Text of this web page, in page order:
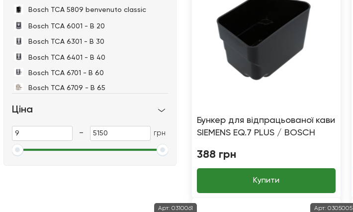
Bosch TCA 5809 benvenuto classic
Bosch TCA 6001 - B 20
Bosch TCA 6301 - B 30
Bosch TCA 6401 - B 40
Bosch TCA 6701 - B 60
Bosch TCA 6709 - B 65
Bosch TES 50321/50324/50328 RW
Bosch TES 71621 RW
Ціна
- грн
Бункер для відпрацьованої кави
SIEMENS EQ.7 PLUS / BOSCH
388 грн
Купити
Арт: 0310061 Арт: 0305005